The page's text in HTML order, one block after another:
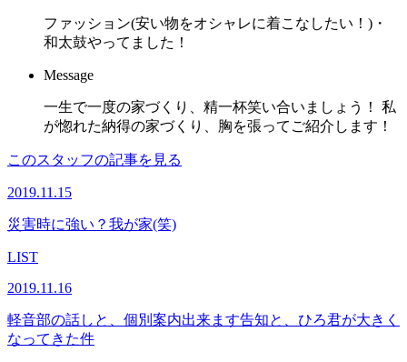
ファッション(安い物をオシャレに着こなしたい！)・
和太鼓やってました！
Message
一生で一度の家づくり、精一杯笑い合いましょう！ 私
が惚れた納得の家づくり、胸を張ってご紹介します！
このスタッフの記事を見る
2019.11.15
災害時に強い？我が家(笑)
LIST
2019.11.16
軽音部の話しと、個別案内出来ます告知と、ひろ君が大きく
なってきた件